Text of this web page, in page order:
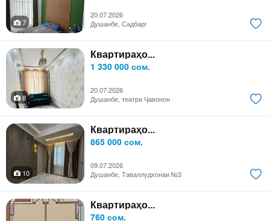
20.07.2026
7
Душанбе, Садбарг
Квартираҳо...
1 330 000 сом.
20.07.2026
8
Душанбе, театри Ҷавонон
Квартираҳо...
865 000 сом.
09.07.2026
10
Душанбе, Таваллудхонаи №3
Квартираҳо...
760 сом.